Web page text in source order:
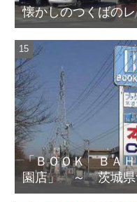
懐かしのつくばの
「ＢＯＯＫ ＢＡ
園店」 ～ 茨城
してます